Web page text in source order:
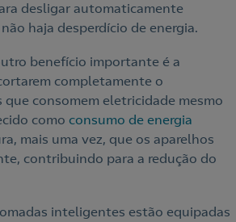
desligar automaticamente
haja desperdício de energia.
benefício importante é a
completamente o
consomem eletricidade mesmo
como consumo de energia
mais uma vez, que os aparelhos
contribuindo para a redução do
inteligentes estão equipadas